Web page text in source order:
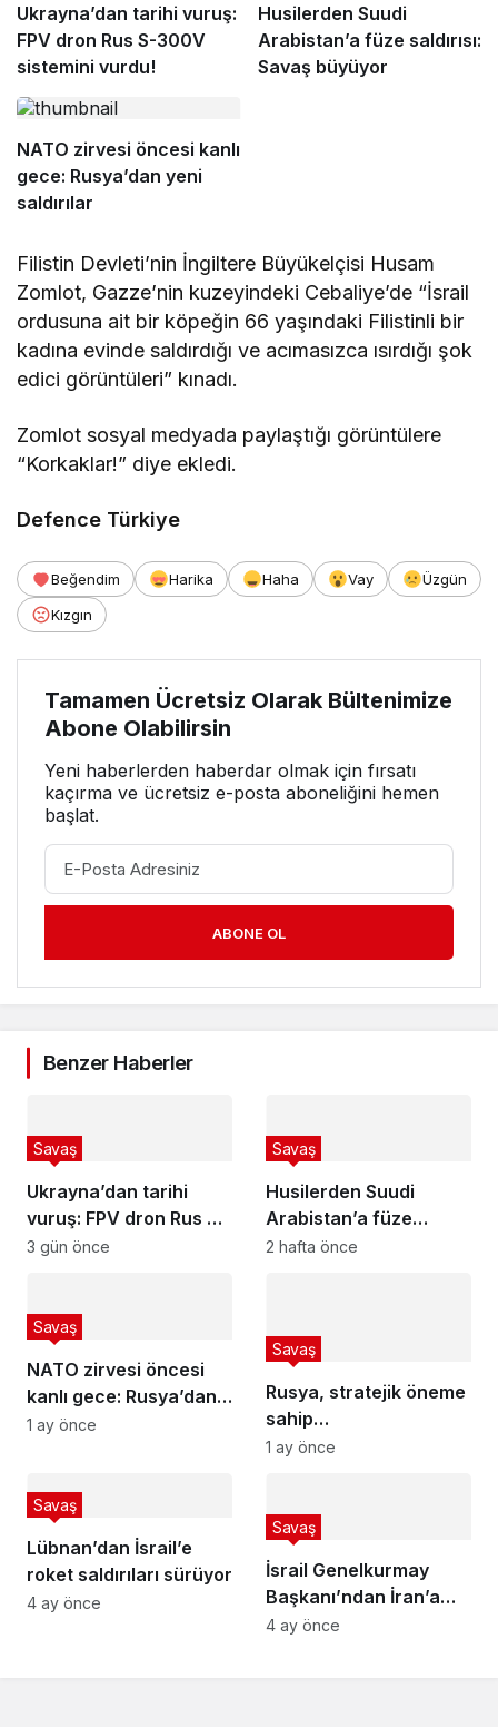
Ukrayna’dan tarihi vuruş:
FPV dron Rus S-300V
sistemini vurdu!
Husilerden Suudi
Arabistan’a füze saldırısı:
Savaş büyüyor
NATO zirvesi öncesi kanlı
gece: Rusya’dan yeni
saldırılar
Filistin Devleti’nin İngiltere Büyükelçisi Husam
Zomlot, Gazze’nin kuzeyindeki Cebaliye’de “İsrail
ordusuna ait bir köpeğin 66 yaşındaki Filistinli bir
kadına evinde saldırdığı ve acımasızca ısırdığı şok
edici görüntüleri” kınadı.
Zomlot sosyal medyada paylaştığı görüntülere
“Korkaklar!” diye ekledi.
Defence Türkiye
Beğendim Harika Haha Vay
Üzgün
Kızgın
Tamamen Ücretsiz Olarak Bültenimize
Abone Olabilirsin
Yeni haberlerden haberdar olmak için fırsatı
kaçırma ve ücretsiz e-posta aboneliğini hemen
başlat.
ABONE OL
Benzer Haberler
Ukrayna’dan tarihi
vuruş: FPV dron Rus S-
300V sistemini vurdu!
Savaş
3 gün önce
Husilerden Suudi
Arabistan’a füze
saldırısı: Savaş
Savaş
2 hafta önce
NATO zirvesi öncesi
kanlı gece: Rusya’dan
yeni saldırılar
Savaş
1 ay önce
Rusya, stratejik öneme
sahip
Kostyantynivka’yı ele
Savaş
1 ay önce
Lübnan’dan İsrail’e
roket saldırıları sürüyor
Savaş
4 ay önce
İsrail Genelkurmay
Başkanı’ndan İran’a
sert uyarı
Savaş
4 ay önce